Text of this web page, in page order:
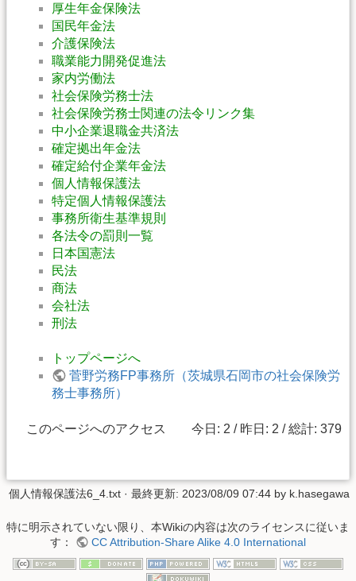
厚生年金保険法
国民年金法
介護保険法
職業能力開発促進法
家内労働法
社会保険労務士法
社会保険労務士関連の法令リンク集
中小企業退職金共済法
確定拠出年金法
確定給付企業年金法
個人情報保護法
特定個人情報保護法
事務所衛生基準規則
各法令の罰則一覧
日本国憲法
民法
商法
会社法
刑法
トップページへ
菅野労務FP事務所（茨城県石岡市の社会保険労
務士事務所）
このページへのアクセス 今日: 2 / 昨日: 2 / 総計: 379
個人情報保護法6_4.txt · 最終更新: 2023/08/09 07:44 by k.hasegawa
特に明示されていない限り、本Wikiの内容は次のライセンスに従いま
す：
CC Attribution-Share Alike 4.0 International